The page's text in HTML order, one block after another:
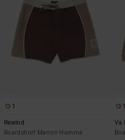
1
Rewind
Boardshort Marron Homme
1
Va